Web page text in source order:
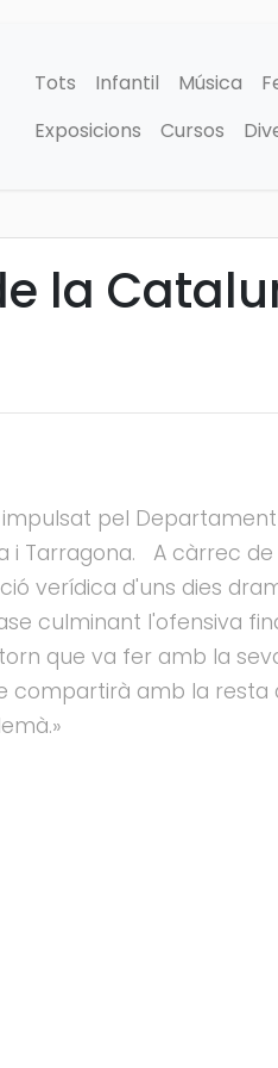
Tots Infantil Música
Exposicions
Cursos
la
pel
i Tarragona. A càrrec
verídica d'uns dies
culminant l'ofensiva
que va fer amb la
compartirà amb la